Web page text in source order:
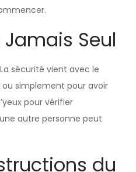
Jamais Seul
sécurité vient avec le
ou simplement pour avoir
pour vérifier
autre personne peut
du